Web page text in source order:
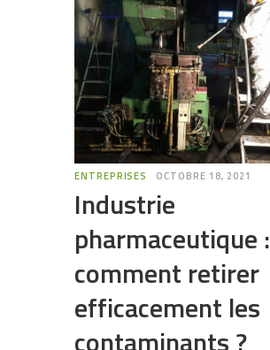
ENTREPRISES OCTOBRE 18, 2021
Industrie
pharmaceutique :
comment retirer
efficacement les